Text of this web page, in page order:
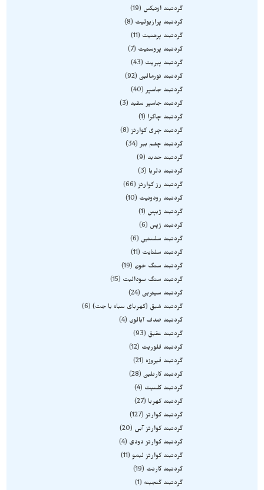
گردنبند اونیکس
19
گردنبند پرازیولیت
8
گردنبند پرهنیت
11
گردنبند پروستیت
7
گردنبند پیریت
43
گردنبند تورمالین 92
گردنبند جاسپر 40
گردنبند جاسپر سفید
3
گردنبند چاکرا
1
گردنبند چری کوارتز 8
گردنبند چشم ببر 34
گردنبند حدید
9
گردنبند دلربا
3
گردنبند رز کوارتز 66
گردنبند رودونیت
10
گردنبند ژبپس
1
گردنبند ژپس
6
گردنبند سلستین 6
گردنبند سلنایت
11
گردنبند سنگ خون
19
گردنبند سنگ سودالیت
15
گردنبند سیترین 24
گردنبند شبق (کهربای سیاه یا جت) 6
گردنبند صدف آبالون
4
گردنبند عقیق
93
گردنبند فلوریت
12
گردنبند فیروزه
21
گردنبند کارنلین 28
گردنبند کلسیت
4
گردنبند کهربا
27
گردنبند کوارتز 127
گردنبند کوارتز آبی
20
گردنبند کوارتز دودی
4
گردنبند کوارتز لیمو 11
گردنبند گارنت
19
گردنبند گنجینه
1